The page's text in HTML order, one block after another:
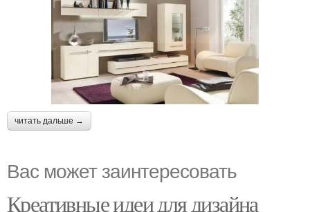
читать дальше →
Вас может заинтересовать
Креативные идеи для дизайна